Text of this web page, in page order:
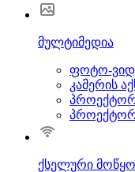
მულტიმედია
ფოტო-
კამერის
ქსელური